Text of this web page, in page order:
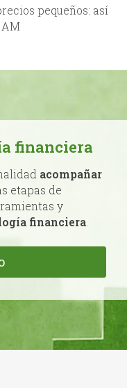
pequeños: así
financiera
acompañar
etapas de
y
financiera.